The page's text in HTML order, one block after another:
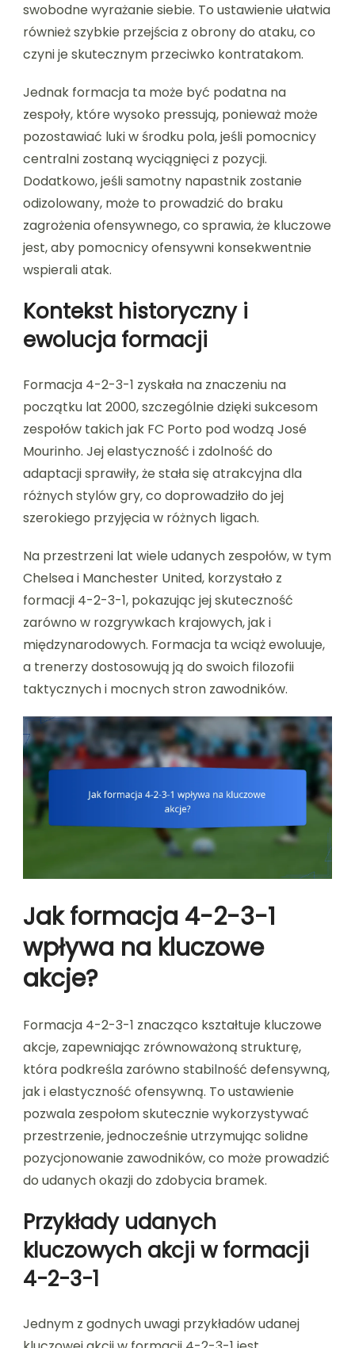
swobodne wyrażanie siebie. To ustawienie ułatwia
również szybkie przejścia z obrony do ataku, co
czyni je skutecznym przeciwko kontratakom.
Jednak formacja ta może być podatna na
zespoły, które wysoko pressują, ponieważ może
pozostawiać luki w środku pola, jeśli pomocnicy
centralni zostaną wyciągnięci z pozycji.
Dodatkowo, jeśli samotny napastnik zostanie
odizolowany, może to prowadzić do braku
zagrożenia ofensywnego, co sprawia, że kluczowe
jest, aby pomocnicy ofensywni konsekwentnie
wspierali atak.
Kontekst historyczny i
ewolucja formacji
Formacja 4-2-3-1 zyskała na znaczeniu na
początku lat 2000, szczególnie dzięki sukcesom
zespołów takich jak FC Porto pod wodzą José
Mourinho. Jej elastyczność i zdolność do
adaptacji sprawiły, że stała się atrakcyjna dla
różnych stylów gry, co doprowadziło do jej
szerokiego przyjęcia w różnych ligach.
Na przestrzeni lat wiele udanych zespołów, w tym
Chelsea i Manchester United, korzystało z
formacji 4-2-3-1, pokazując jej skuteczność
zarówno w rozgrywkach krajowych, jak i
międzynarodowych. Formacja ta wciąż ewoluuje,
a trenerzy dostosowują ją do swoich filozofii
taktycznych i mocnych stron zawodników.
Jak formacja 4-2-3-1
wpływa na kluczowe
akcje?
Formacja 4-2-3-1 znacząco kształtuje kluczowe
akcje, zapewniając zrównoważoną strukturę,
która podkreśla zarówno stabilność defensywną,
jak i elastyczność ofensywną. To ustawienie
pozwala zespołom skutecznie wykorzystywać
przestrzenie, jednocześnie utrzymując solidne
pozycjonowanie zawodników, co może prowadzić
do udanych okazji do zdobycia bramek.
Przykłady udanych
kluczowych akcji w formacji
4-2-3-1
Jednym z godnych uwagi przykładów udanej